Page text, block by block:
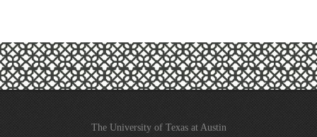
The University of Texas at Austin